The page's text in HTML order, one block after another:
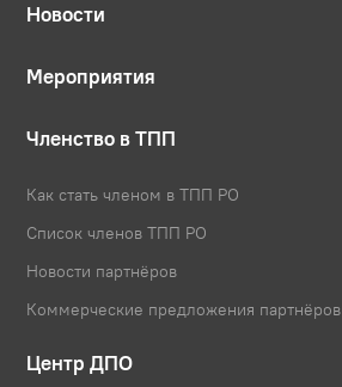
Новости
Мероприятия
Членство в ТПП
Как стать членом в ТПП РО
Список членов ТПП РО
Новости партнёров
Коммерческие предложения партнёров
Центр ДПО